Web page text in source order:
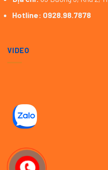
Hotline: 0928.98.7878
VIDEO